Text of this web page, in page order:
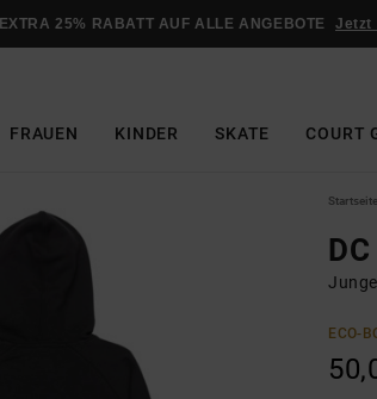
EXTRA 25% RABATT AUF ALLE ANGEBOTE Jetzt
FRAUEN KINDER SKATE COURT
Startseite
ECO-